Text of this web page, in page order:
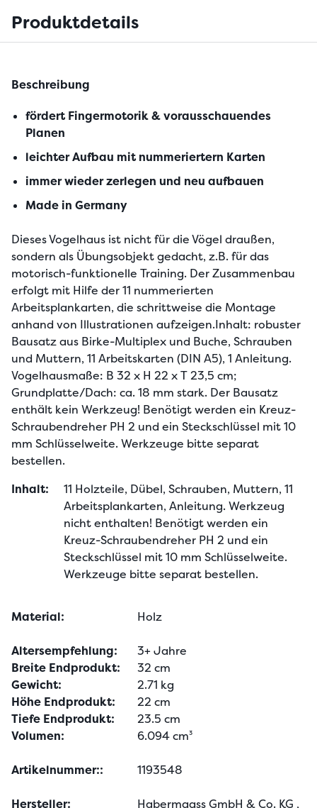
Produktdetails
Beschreibung
fördert Fingermotorik & vorausschauendes
Planen
leichter Aufbau mit nummeriertern Karten
immer wieder zerlegen und neu aufbauen
Made in Germany
Dieses Vogelhaus ist nicht für die Vögel draußen,
sondern als Übungsobjekt gedacht, z.B. für das
motorisch-funktionelle Training. Der Zusammenbau
erfolgt mit Hilfe der 11 nummerierten
Arbeitsplankarten, die schrittweise die Montage
anhand von Illustrationen aufzeigen.Inhalt: robuster
Bausatz aus Birke-Multiplex und Buche, Schrauben
und Muttern, 11 Arbeitskarten (DIN A5), 1 Anleitung.
Vogelhausmaße: B 32 x H 22 x T 23,5 cm;
Grundplatte/Dach: ca. 18 mm stark. Der Bausatz
enthält kein Werkzeug! Benötigt werden ein Kreuz-
Schraubendreher PH 2 und ein Steckschlüssel mit 10
mm Schlüsselweite. Werkzeuge bitte separat
bestellen.
Inhalt:
11 Holzteile, Dübel, Schrauben, Muttern, 11
Arbeitsplankarten, Anleitung. Werkzeug
nicht enthalten! Benötigt werden ein
Kreuz-Schraubendreher PH 2 und ein
Steckschlüssel mit 10 mm Schlüsselweite.
Werkzeuge bitte separat bestellen.
Material: Holz
Altersempfehlung:
3+ Jahre
Breite Endprodukt:
32 cm
Gewicht:
2.71 kg
Höhe Endprodukt:
22 cm
Tiefe Endprodukt:
23.5 cm
Volumen:
6.094 cm³
Artikelnummer:: 1193548
Hersteller: Habermaass GmbH & Co. KG ,